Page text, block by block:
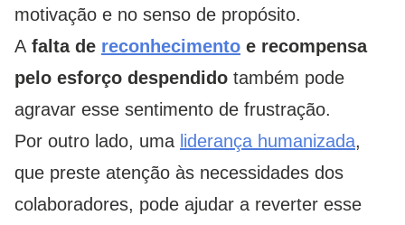
motivação e no senso de propósito.
A falta de reconhecimento e recompensa
pelo esforço despendido também pode
agravar esse sentimento de frustração.
Por outro lado, uma liderança humanizada,
que preste atenção às necessidades dos
colaboradores, pode ajudar a reverter esse